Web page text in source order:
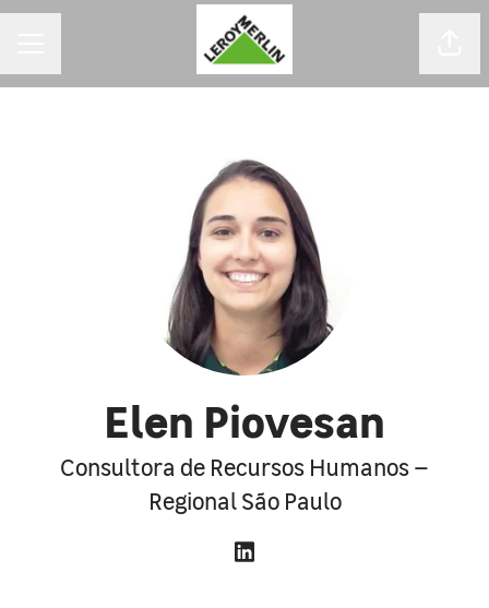
Elen Piovesan
Consultora de Recursos Humanos –
Regional São Paulo